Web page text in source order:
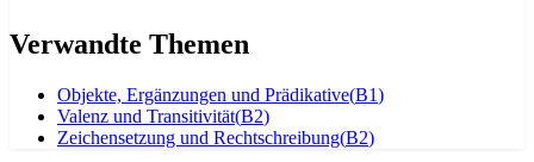
Verwandte Themen
Objekte, Ergänzungen und Prädikative(B1)
Valenz und Transitivität(B2)
Zeichensetzung und Rechtschreibung(B2)